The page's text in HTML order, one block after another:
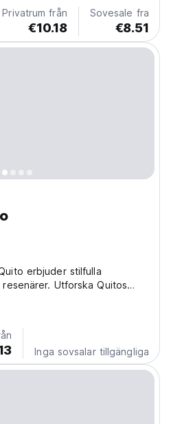
Privatrum från
€10.18
Sovesale fra
€8.51
erbjuder stilfulla
Utforska Quitos
translated from original
Inga sovsalar tillgängliga